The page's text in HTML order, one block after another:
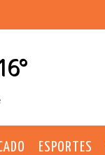
ESPORTES